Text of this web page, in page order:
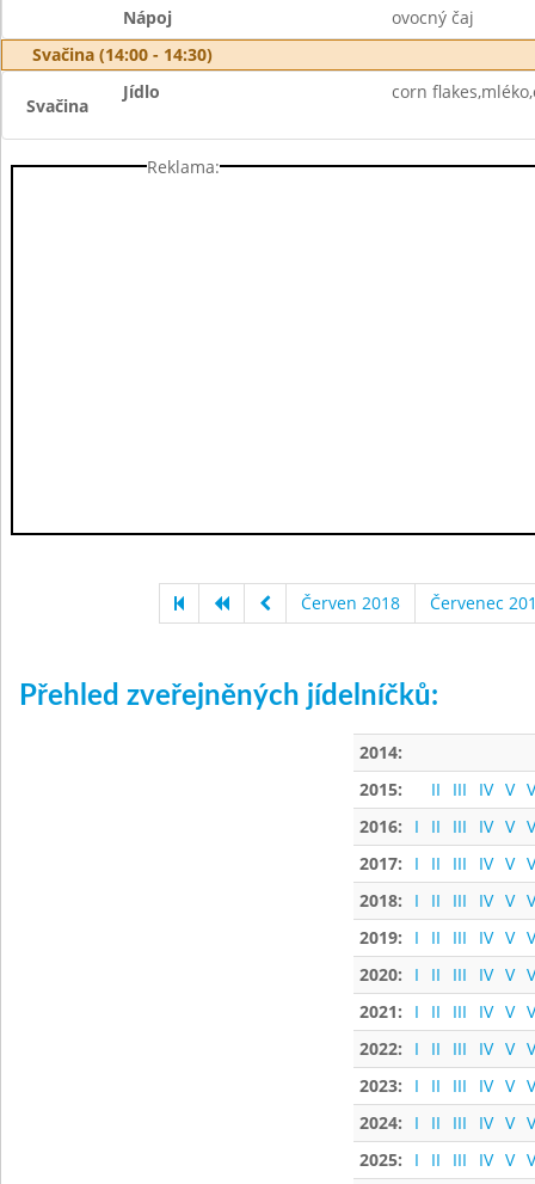
Nápoj
ovocný čaj
Svačina (14:00 - 14:30)
Svačina
Jídlo corn
Reklama:
Červen 2018 Červenec
Přehled zveřejněných jídelníčků:
2014:
2015:
II III IV V
2016:
I II III IV V
2017:
I II III IV V
2018:
I II III IV V
2019:
I II III IV V
2020:
I II III IV V
2021:
I II III IV V
2022:
I II III IV V
2023:
I II III IV V
2024:
I II III IV V
2025:
I II III IV V